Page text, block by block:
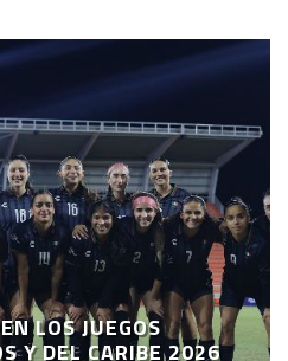
LOS JUEGOS
Y DEL CARIBE 2026